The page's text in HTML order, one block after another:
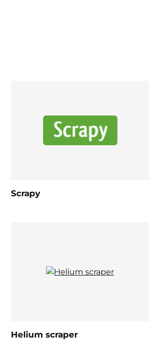
Scrapy
Helium scraper